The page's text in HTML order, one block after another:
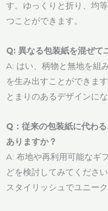
す。ゆっくりと折り、均
つことができます。
Q: 異なる包装紙を混ぜて
A: はい、柄物と無地を組
を生み出すことができま
とまりのあるデザインにな
Q：従来の包装紙に代わ
ありますか？
A: 布地や再利用可能なギ
どを検討してみてくださ
スタイリッシュでユニー